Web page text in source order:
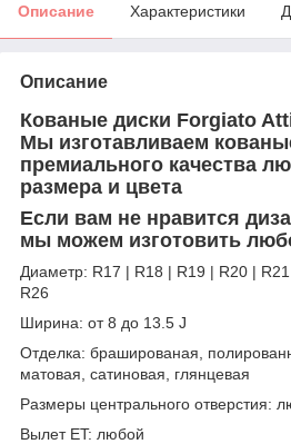
Описание Характеристики
Описание
Кованые диски Forgiato
Мы изготавливаем
премиального качества
размера и цвета
Если вам не нравится
мы можем изготовить
Диаметр: R17 | R18 | R19 | R20 |
R26
Ширина: от 8 до 13.5 J
Отделка: брашированая,
матовая, сатиновая, глянцевая
Размеры центрального отверстия:
Вылет ET: любой